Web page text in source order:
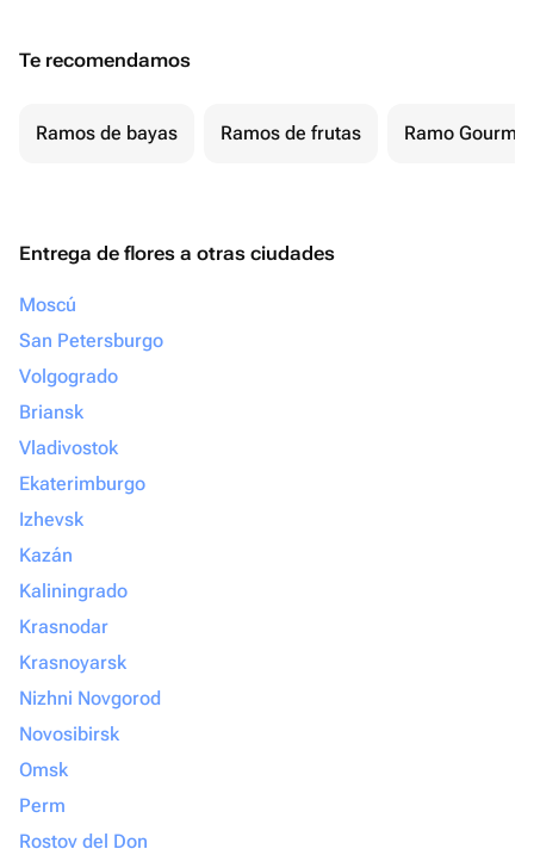
Te recomendamos
Ramos de bayas Ramos de frutas Ramo Gourmet
Entrega de flores a otras ciudades
Moscú
San Petersburgo
Volgogrado
Briansk
Vladivostok
Ekaterimburgo
Izhevsk
Kazán
Kaliningrado
Krasnodar
Krasnoyarsk
Nizhni Novgorod
Novosibirsk
Omsk
Perm
Rostov del Don